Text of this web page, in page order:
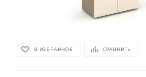
В ИЗБРАННОЕ СРАВНИТЬ